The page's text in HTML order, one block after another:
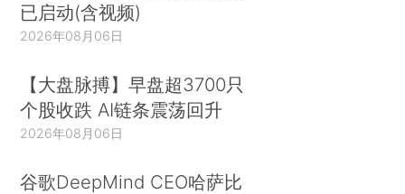
已启动(含视频)
2026年08月06日
【大盘脉搏】早盘超3700只
个股收跌 AI链条震荡回升
2026年08月06日
谷歌DeepMind CEO哈萨比